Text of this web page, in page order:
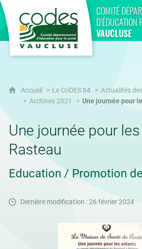
COMITÉ
VAUCLUSE
CoDES 84
Accueil Le CoDES 84
Actualités
Archives 2021
Une journée pour
Une journée pour
Rasteau
Education / Promotion
Dernière modification : 26 février 2024